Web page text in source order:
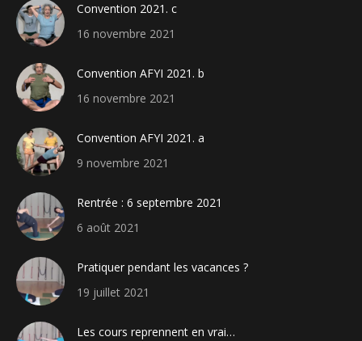
Convention 2021. c
16 novembre 2021
Convention AFYI 2021. b
16 novembre 2021
Convention AFYI 2021. a
9 novembre 2021
Rentrée : 6 septembre 2021
6 août 2021
Pratiquer pendant les vacances ?
19 juillet 2021
Les cours reprennent en vrai…